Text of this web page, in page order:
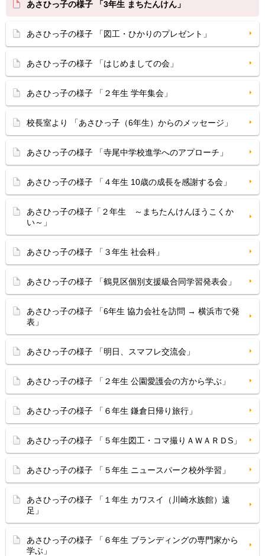
あさひっ子の様子 「3年生 まちたんけん」
あさひっ子の様子 「図工・ひかりのプレゼント」
あさひっ子の様子 「はじめましての会」
あさひっ子の様子 「２年生 学年集会」
校長室より 「あさひっ子（6年生）からのメッセージ」
あさひっ子の様子 「寺尾中学校進学へのアプローチ」
あさひっ子の様子 「４年生 10歳の成長を感謝する会」
あさひっ子の様子「２年生 ～まちたんけんほうこくか
い～」
あさひっ子の様子 「３年生 社会科」
あさひっ子の様子 「鶴見区個別支援級合同学習発表会」
あさひっ子の様子 「6年生 協力会社を訪問 → 横浜市で発
表」
あさひっ子の様子 「明日、スマフレ交流会」
あさひっ子の様子 「２年生 公園愛護会の方から学ぶ」
あさひっ子の様子 「６年生 鎌倉日帰り旅行」
あさひっ子の様子 「５年生図工・コマ撮りＡＷＡＲＤS」
あさひっ子の様子 「５年生 ニュースパーク校外学習」
あさひっ子の様子 「１年生 カワスイ（川崎水族館）遠
足」
あさひっ子の様子 「６年生 ブランディングの専門家から
学ぶ」